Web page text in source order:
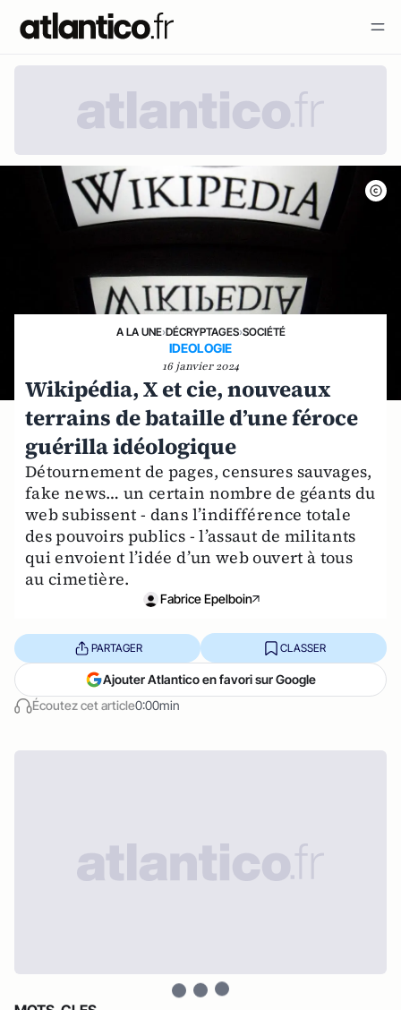
A LA UNE›DÉCRYPTAGES›SOCIÉTÉ
IDEOLOGIE
16 janvier 2024
Wikipédia, X et cie, nouveaux
terrains de bataille d’une féroce
guérilla idéologique
Détournement de pages, censures sauvages,
fake news… un certain nombre de géants du
web subissent - dans l’indifférence totale
des pouvoirs publics - l’assaut de militants
qui envoient l’idée d’un web ouvert à tous
au cimetière.
Fabrice Epelboin
Écoutez cet article0:00min
PARTAGER CLASSER
Ajouter Atlantico en favori sur Google